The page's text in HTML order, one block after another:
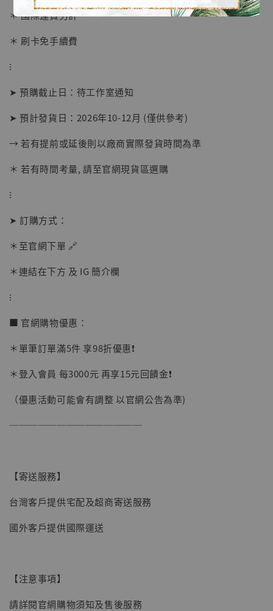
【店內現貨】海賊王 系列蒐藏雕像 布魯克達
摩 [7STARS Studio]
NT$ 1,500
NT$ 4,980
＊ 國際運費另計
＊ 刷卡免手續費
⁝
➤ 預購截止日：待工作室通知
➤ 預計發貨日：2026年10-12月 (僅供參考)
→ 若有提前或延後則以廠商實際發貨時間為準
＊ 若有時間考量, 請至官網現貨區選購
⁝
➤ 訂購方式：
＊至官網下單 🔗
＊連結在下方 及 IG 簡介欄
⁝
■ 官網購物優惠：
＊單筆訂單滿5件 享98折優惠❗️
＊登入會員 每3000元 再享15元回饋金❗️
（優惠活動可能會有調整 以官網公告為準)
──────────────
【寄送服務】
台灣客戶提供宅配及超商寄送服務
國外客戶提供國際運送
【注意事項】
請詳閱官網購物須知及售後服務